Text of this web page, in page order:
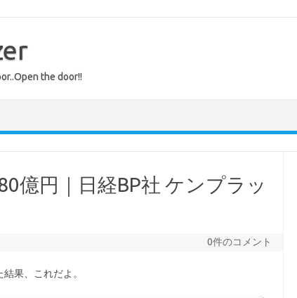
the door!!
億円｜日経BP社 ケンプラッ
0件のコメント
果、これだよ。